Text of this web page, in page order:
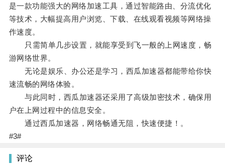
是一款功能强大的网络加速工具，通过智能路由、分流优化
等技术，大幅提高用户浏览、下载、在线观看视频等网络操
作速度。
只需简单几步设置，就能享受到飞一般的上网速度，畅
游网络世界。
无论是娱乐、办公还是学习，西瓜加速器都能带给你快
速流畅的网络体验。
与此同时，西瓜加速器还采用了高级加密技术，确保用
户在上网过程中的信息安全。
通过西瓜加速器，网络畅通无阻，快速便捷！。
#3#
评论